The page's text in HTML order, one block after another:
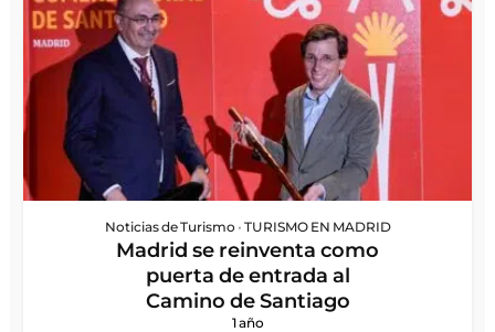
Noticias de Turismo • TURISMO EN MADRID
Madrid se reinventa como
puerta de entrada al
Camino de Santiago
1 año